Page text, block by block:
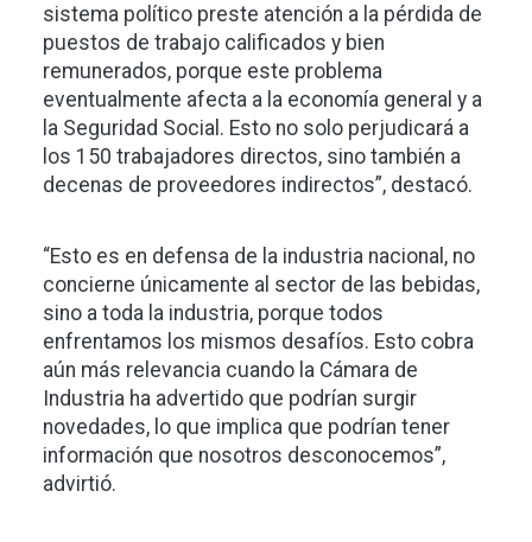
sistema político preste atención a la pérdida de
puestos de trabajo calificados y bien
remunerados, porque este problema
eventualmente afecta a la economía general y a
la Seguridad Social. Esto no solo perjudicará a
los 150 trabajadores directos, sino también a
decenas de proveedores indirectos”, destacó.
“Esto es en defensa de la industria nacional, no
concierne únicamente al sector de las bebidas,
sino a toda la industria, porque todos
enfrentamos los mismos desafíos. Esto cobra
aún más relevancia cuando la Cámara de
Industria ha advertido que podrían surgir
novedades, lo que implica que podrían tener
información que nosotros desconocemos”,
advirtió.